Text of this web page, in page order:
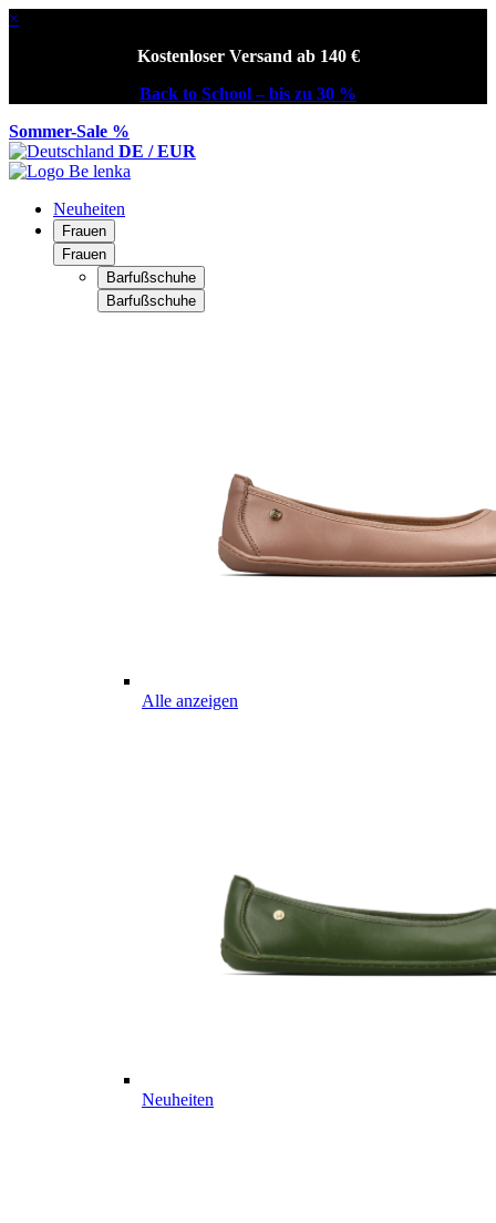
×
Kostenloser Versand ab 140 €
Back to School – bis zu 30 %
Sommer-Sale %
DE / EUR
Neuheiten
Frauen
Frauen
Barfußschuhe
Barfußschuhe
Alle anzeigen
Neuheiten